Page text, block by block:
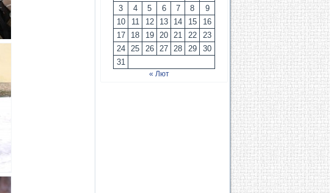
3
4 5 6 7 8
9
10
11 12 13 14 15
16
17
18 19 20 21 22
23
24
25 26 27 28 29
30
31
« Лют